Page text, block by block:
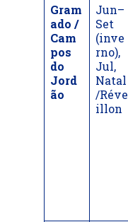
Gram
ado /
Cam
pos
do
Jord
ão
Jun–
Set
(inve
rno),
Jul,
Natal
/Réve
illon